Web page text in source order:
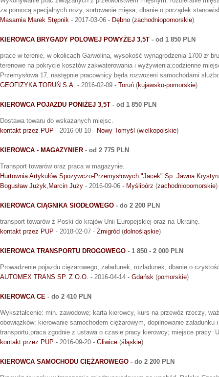
za pomocą specjalnych noży, sortowanie mięsa, dbanie o porządek
Masarnia Marek Stępnik - 2017-03-06 - Dębno (zachodniopomorskie)
KIEROWCA BRYGADY POLOWEJ POWYŻEJ 3,5T - od 1 850 PLN
prace w terenie, w okolicach Garwolina, wysokość wynagrodzenia 1700 zł
terenowe na pokrycie kosztów zakwaterowania i wyżywienia;codzienne
Przemysłowa 17, następnie pracownicy będa rozwozeni samochodami
GEOFIZYKA TORUŃ S.A. - 2016-02-09 - Toruń (kujawsko-pomorskie)
KIEROWCA POJAZDU PONIŻEJ 3,5T - od 1 850 PLN
Dostawa towaru do wskazanych miejsc.
kontakt przez PUP - 2016-08-10 - Nowy Tomyśl (wielkopolskie)
KIEROWCA - MAGAZYNIER - od 2 775 PLN
Transport towarów oraz praca w magazynie.
Hurtownia Artykułów Spożywczo-Przemysłowych "Jacek" Sp. Jawna
Bogusław Jużyk,Marcin Juży - 2016-09-06 - Myślibórz (zachodniopomorskie)
KIEROWCA CIĄGNIKA SIODŁOWEGO - do 2 200 PLN
transport towarów z Poski do krajów Unii Europejskiej oraz na Ukrainę.
kontakt przez PUP - 2018-02-07 - Żmigród (dolnośląskie)
KIEROWCA TRANSPORTU DROGOWEGO - 1 850 - 2 000 PLN
Prowadzenie pojazdu ciężarowego, załadunek, rozładunek, dbanie o
AUTOMEX TRANS SP. Z O.O. - 2016-04-14 - Gdańsk (pomorskie)
KIEROWCA CE - do 2 410 PLN
Wykształcenie: min. zawodowe; karta kierowcy, kurs na przewóz rzeczy,
obowiązków: kierowanie samochodem ciężarowym, dopilnowanie załadunku
transportu,praca zgodnie z ustawa o czasie pracy kierowcy; miejsce pracy:
kontakt przez PUP - 2016-09-20 - Gliwice (śląskie)
KIEROWCA SAMOCHODU CIĘŻAROWEGO - do 2 200 PLN